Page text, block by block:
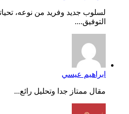
لسلوب جديد وفريد من نوعه،
التوفيق....
ابراهيم عيسي
مقال ممتاز جدا وتحليل رائع...